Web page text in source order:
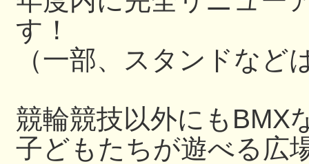
す！
（一部、スタンドなど
競輪競技以外にもBMX
子どもたちが遊べる広